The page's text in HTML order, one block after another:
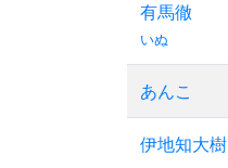
有馬徹
いぬ
あんこ
伊地知大樹